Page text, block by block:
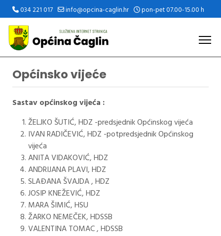
034 221 017 info@opcina-caglin.hr pon-pet 07.00-15.00 h
Općinsko vijeće
Sastav općinskog vijeća :
ŽELJKO ŠUTIĆ, HDZ -predsjednik Općinskog vijeća
IVAN RADIČEVIĆ, HDZ -potpredsjednik Općinskog
vijeća
ANITA VIDAKOVIĆ, HDZ
ANDRIJANA PLAVI, HDZ
SLAĐANA ŠVAJDA , HDZ
JOSIP KNEŽEVIĆ, HDZ
MARA ŠIMIĆ, HSU
ŽARKO NEMEČEK, HDSSB
VALENTINA TOMAC , HDSSB